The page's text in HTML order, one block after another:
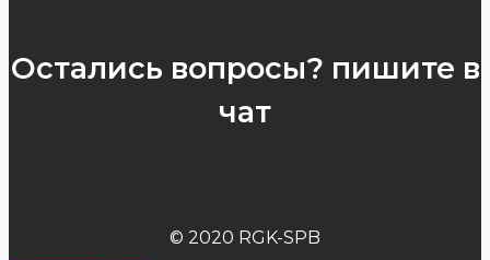
Остались вопросы? пишите в
чат
© 2020 RGK-SPB